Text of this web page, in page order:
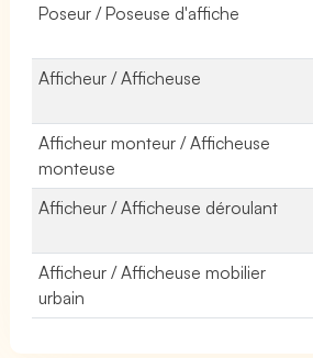
Poseur / Poseuse d'affiche
Afficheur / Afficheuse
Afficheur monteur / Afficheuse
monteuse
Afficheur / Afficheuse déroulant
Afficheur / Afficheuse mobilier
urbain